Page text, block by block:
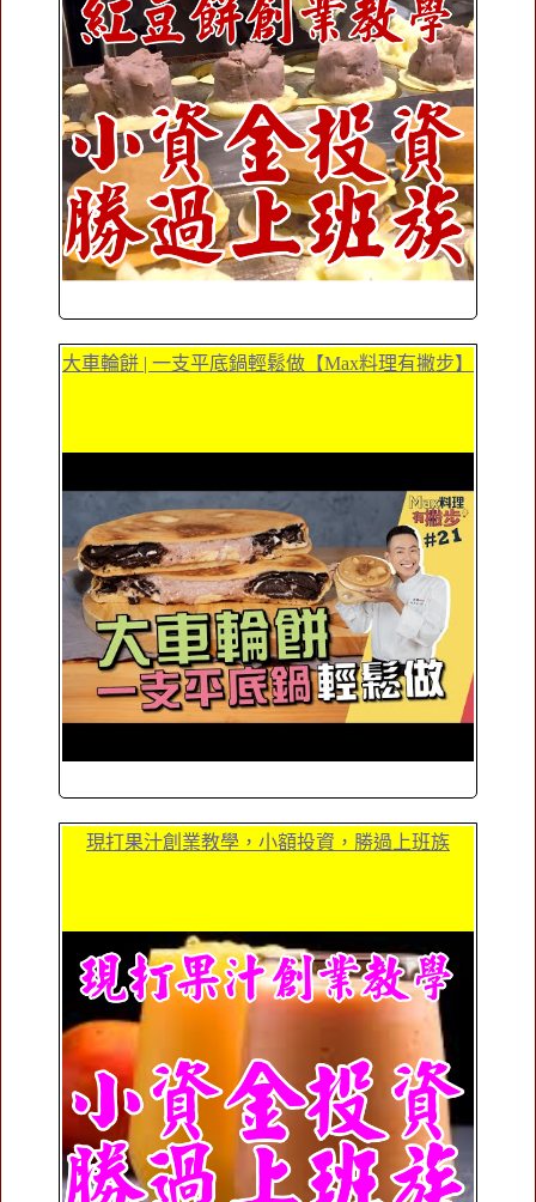
大車輪餅 | 一支平底鍋輕鬆做【Max料理有撇步】
現打果汁創業教學，小額投資，勝過上班族